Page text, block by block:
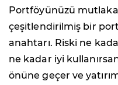
Portföyünüzü
çeşitlendirilmiş bir
anahtarı. Riski ne
ne kadar iyi
önüne geçer ve